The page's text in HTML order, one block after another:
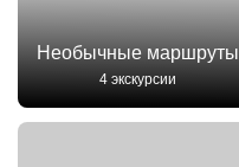
Необычные маршруты
4 экскурсии